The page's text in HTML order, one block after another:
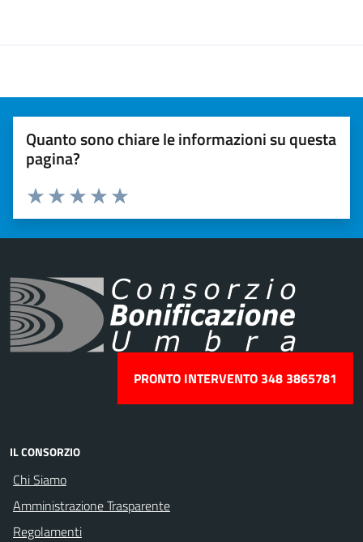
Quanto sono chiare le informazioni su questa
pagina?
Valuta 5 stelle su 5
Valuta 4 stelle su 5
Valuta 3 stelle su 5
Valuta 2 stelle su 5
Valuta 1 stelle su 5
PRONTO INTERVENTO 348 3865781
IL CONSORZIO
Chi Siamo
Amministrazione Trasparente
Regolamenti